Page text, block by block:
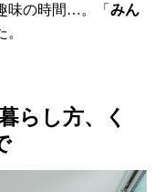
味の時間…。「 みん
らし方、く